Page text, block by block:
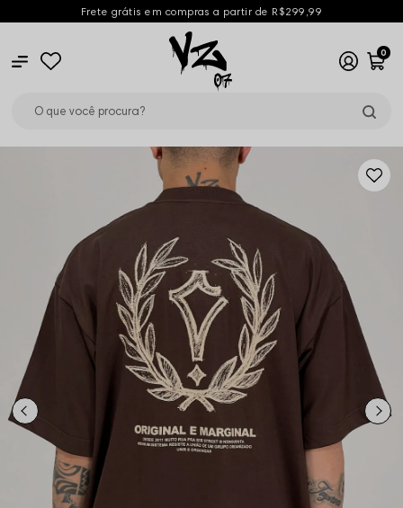
Frete grátis em compras a partir de R$299,99
0